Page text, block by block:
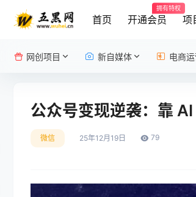
首页 开通会员
拥有特权
项
网创项目 新自媒体 电商
公众号变现逆袭：靠
微信 25年12月19日 79